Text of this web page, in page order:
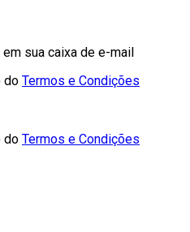
sua caixa de e-mail
do Termos e Condições
do Termos e Condições